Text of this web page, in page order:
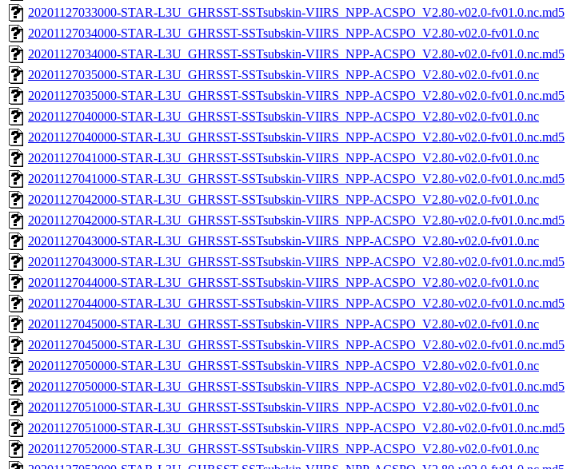
20201127033000-STAR-L3U_GHRSST-SSTsubskin-VIIRS_NPP-ACSPO_V2.80-v02.0-fv01.0.nc.md5
20201127034000-STAR-L3U_GHRSST-SSTsubskin-VIIRS_NPP-ACSPO_V2.80-v02.0-fv01.0.nc
20201127034000-STAR-L3U_GHRSST-SSTsubskin-VIIRS_NPP-ACSPO_V2.80-v02.0-fv01.0.nc.md5
20201127035000-STAR-L3U_GHRSST-SSTsubskin-VIIRS_NPP-ACSPO_V2.80-v02.0-fv01.0.nc
20201127035000-STAR-L3U_GHRSST-SSTsubskin-VIIRS_NPP-ACSPO_V2.80-v02.0-fv01.0.nc.md5
20201127040000-STAR-L3U_GHRSST-SSTsubskin-VIIRS_NPP-ACSPO_V2.80-v02.0-fv01.0.nc
20201127040000-STAR-L3U_GHRSST-SSTsubskin-VIIRS_NPP-ACSPO_V2.80-v02.0-fv01.0.nc.md5
20201127041000-STAR-L3U_GHRSST-SSTsubskin-VIIRS_NPP-ACSPO_V2.80-v02.0-fv01.0.nc
20201127041000-STAR-L3U_GHRSST-SSTsubskin-VIIRS_NPP-ACSPO_V2.80-v02.0-fv01.0.nc.md5
20201127042000-STAR-L3U_GHRSST-SSTsubskin-VIIRS_NPP-ACSPO_V2.80-v02.0-fv01.0.nc
20201127042000-STAR-L3U_GHRSST-SSTsubskin-VIIRS_NPP-ACSPO_V2.80-v02.0-fv01.0.nc.md5
20201127043000-STAR-L3U_GHRSST-SSTsubskin-VIIRS_NPP-ACSPO_V2.80-v02.0-fv01.0.nc
20201127043000-STAR-L3U_GHRSST-SSTsubskin-VIIRS_NPP-ACSPO_V2.80-v02.0-fv01.0.nc.md5
20201127044000-STAR-L3U_GHRSST-SSTsubskin-VIIRS_NPP-ACSPO_V2.80-v02.0-fv01.0.nc
20201127044000-STAR-L3U_GHRSST-SSTsubskin-VIIRS_NPP-ACSPO_V2.80-v02.0-fv01.0.nc.md5
20201127045000-STAR-L3U_GHRSST-SSTsubskin-VIIRS_NPP-ACSPO_V2.80-v02.0-fv01.0.nc
20201127045000-STAR-L3U_GHRSST-SSTsubskin-VIIRS_NPP-ACSPO_V2.80-v02.0-fv01.0.nc.md5
20201127050000-STAR-L3U_GHRSST-SSTsubskin-VIIRS_NPP-ACSPO_V2.80-v02.0-fv01.0.nc
20201127050000-STAR-L3U_GHRSST-SSTsubskin-VIIRS_NPP-ACSPO_V2.80-v02.0-fv01.0.nc.md5
20201127051000-STAR-L3U_GHRSST-SSTsubskin-VIIRS_NPP-ACSPO_V2.80-v02.0-fv01.0.nc
20201127051000-STAR-L3U_GHRSST-SSTsubskin-VIIRS_NPP-ACSPO_V2.80-v02.0-fv01.0.nc.md5
20201127052000-STAR-L3U_GHRSST-SSTsubskin-VIIRS_NPP-ACSPO_V2.80-v02.0-fv01.0.nc